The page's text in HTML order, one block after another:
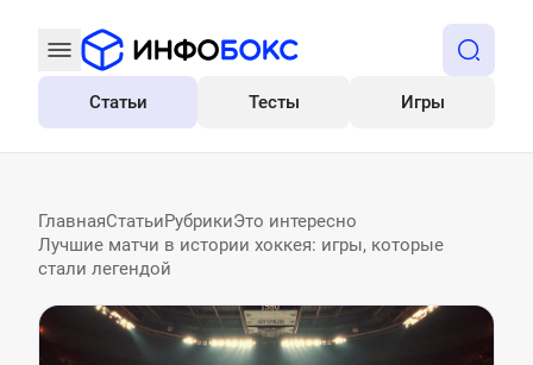
Все
Статьи Тесты Игры
ГлавнаяСтатьиРубрикиЭто интересно
Лучшие матчи в истории хоккея: игры, которые
стали легендой